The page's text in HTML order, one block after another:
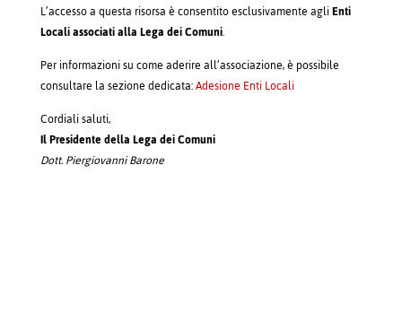
L’accesso a questa risorsa è consentito esclusivamente agliEnti
Locali associati alla Lega dei Comuni.
Per informazioni su come aderire all’associazione, è possibile
consultare la sezione dedicata:Adesione Enti Locali
Cordiali saluti,
Il Presidente della Lega dei Comuni
Dott. Piergiovanni Barone